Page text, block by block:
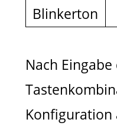
Blinkerton
Nach Eingabe
Konfiguration